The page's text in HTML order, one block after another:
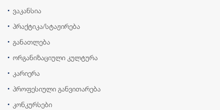
ვაკანსია
პრაქტიკა/სტაჟირება
განათლება
ორგანიზაციული კულტურა
კარიერა
პროფესიული განვითარება
კონკურსები